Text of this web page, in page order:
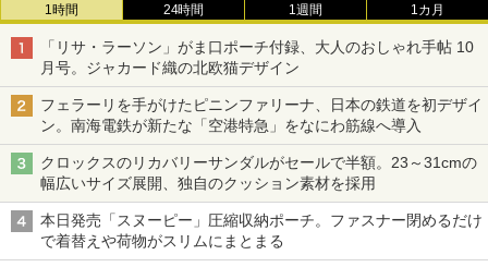
1時間 24時間 1週間 1カ月
「リサ・ラーソン」がま口ポーチ付録、大人のおしゃれ手帖 10
月号。ジャカード織の北欧猫デザイン
フェラーリを手がけたピニンファリーナ、日本の鉄道を初デザイ
ン。南海電鉄が新たな「空港特急」をなにわ筋線へ導入
クロックスのリカバリーサンダルがセールで半額。23～31cmの
幅広いサイズ展開、独自のクッション素材を採用
本日発売「スヌーピー」圧縮収納ポーチ。ファスナー閉めるだけ
で着替えや荷物がスリムにまとまる